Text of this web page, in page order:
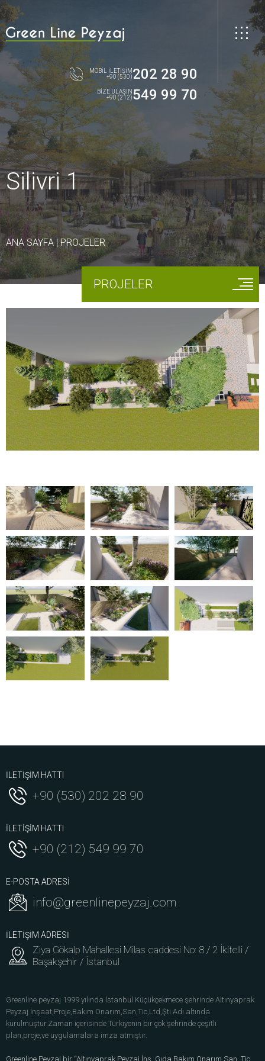
MOBİL İLETİŞİM
+90 (530)202 28 90
BİZE ULAŞIN
+90 (212)549 99 70
Silivri 1
ANA SAYFA|PROJELER
PROJELER
İLETİŞİM HATTI
+90 (530) 202 28 90
İLETİŞİM HATTI
+90 (212) 549 99 70
E-POSTA ADRESİ
info@greenlinepeyzaj.com
İLETİŞİM ADRESİ
Ziya Gökalp Mahallesi Milas caddesi No: 8 / 2 İkitelli /
Başakşehir / İstanbul
Greenline peyzaj 1999 yılında İstanbul Küçükçekmece şehrinde Altınyaprak
Peyzaj İnşaat,Proje,Bakım Onarım,San,Tic,Ltd,Şti.Adı altında
kurulmuştur.Zaman içerisinde Türkiyenin bir çok şehrinde çeşitli
plan,proje,ve uygulamalara imza atmıştır.
Greenline Peyzaj bir “Altınyaprak Peyzaj İnş. Gıda Bakım Onarım San. Tic.